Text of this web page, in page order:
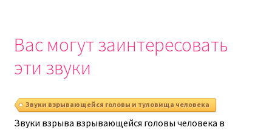
Вас могут заинтересовать
эти звуки
Звуки взрывающейся головы и туловища человека
Звуки взрыва взрывающейся головы человека в